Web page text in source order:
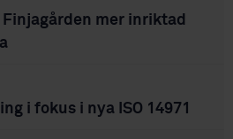
Finjagården mer inriktad
i fokus i nya ISO 14971